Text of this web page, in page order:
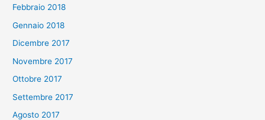
Febbraio 2018
Gennaio 2018
Dicembre 2017
Novembre 2017
Ottobre 2017
Settembre 2017
Agosto 2017